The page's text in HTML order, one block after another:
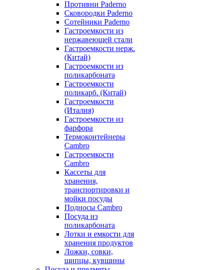
Противни Paderno
Сковородки Paderno
Сотейники Paderno
Гастроемкости из
нержавеющей стали
Гастроемкости нерж.
(Китай)
Гастроемкости из
поликарбоната
Гастроемкости
поликарб. (Китай)
Гастроемкости
(Италия)
Гастроемкости из
фарфора
Термоконтейнеры
Cambro
Гастроемкости
Cambro
Кассеты для
хранения,
транспортировки и
мойки посуды
Подносы Cambro
Посуда из
поликарбоната
Лотки и емкости для
хранения продуктов
Ложки, совки,
щипцы, кувшины